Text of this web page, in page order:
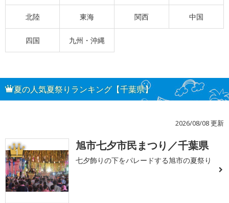
北陸 東海 関西 中国
四国 九州・沖縄
夏の人気夏祭りランキング【千葉県】
2026/08/08 更新
1 旭市七夕市民まつり／千葉県
七夕飾りの下をパレードする旭市の夏祭り